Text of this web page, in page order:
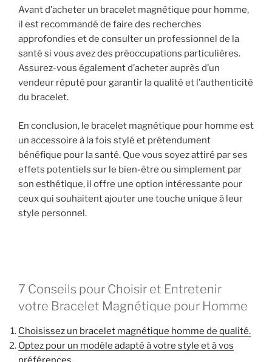
Avant d’acheter un bracelet magnétique pour homme,
il est recommandé de faire des recherches
approfondies et de consulter un professionnel de la
santé si vous avez des préoccupations particulières.
Assurez-vous également d’acheter auprès d’un
vendeur réputé pour garantir la qualité et l’authenticité
du bracelet.
En conclusion, le bracelet magnétique pour homme est
un accessoire à la fois stylé et prétendument
bénéfique pour la santé. Que vous soyez attiré par ses
effets potentiels sur le bien-être ou simplement par
son esthétique, il offre une option intéressante pour
ceux qui souhaitent ajouter une touche unique à leur
style personnel.
7 Conseils pour Choisir et Entretenir
votre Bracelet Magnétique pour Homme
Choisissez un bracelet magnétique homme de qualité.
Optez pour un modèle adapté à votre style et à vos